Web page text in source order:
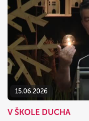
15.06.2026
V ŠKOLE DUCHA